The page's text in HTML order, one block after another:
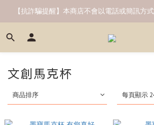
【抗詐騙提醒】本商店不會以電話或簡訊方
文創馬克杯
商品排序 每頁顯示